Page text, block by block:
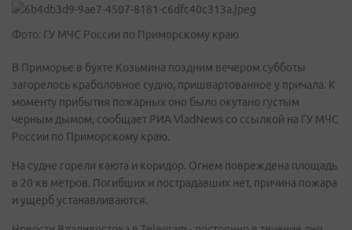
Фото: ГУ МЧС России по Приморскому краю
В Приморье в бухте Козьмина поздним вечером субботы
загорелось краболовное судно, пришвартованное у причала. К
моменту прибытия пожарных оно было окутано густым
черным дымом, сообщает РИА VladNews со ссылкой на ГУ МЧС
России по Приморскому краю.
На судне горели каюта и коридор. Огнем повреждена площадь
в 20 кв метров. Погибших и пострадавших нет, причина пожара
и ущерб устанавливаются.